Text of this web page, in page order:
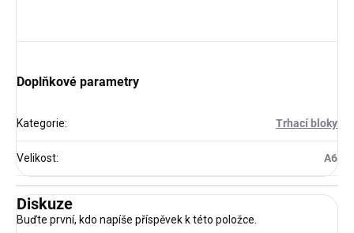
Doplňkové parametry
Kategorie: Trhací bloky
Velikost: A6
Diskuze
Buďte první, kdo napíše příspěvek k této položce.